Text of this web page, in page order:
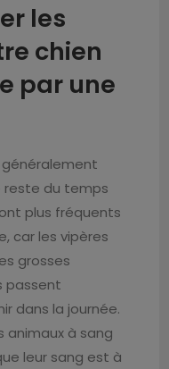
les
chien
par une
généralement
reste du temps
plus fréquents
car les vipères
grosses
passent
dans la journée.
animaux à sang
leur sang est à